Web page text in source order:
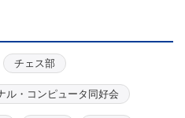
チェス部
ル・コンピュータ同好会